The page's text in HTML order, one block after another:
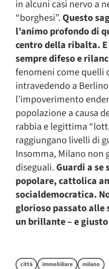
in alcuni casi nervo a
“borghesi”. Questo
l’animo profondo di
centro della ribalta.
sempre difeso e
fenomeni come quelli
intravedendo a
l’impoverimento
popolazione a causa
rabbia e legittima
raggiungano livelli di
Insomma, Milano non
diseguali. Guardi a se
popolare, cattolica
socialdemocratica.
glorioso passato alle
un brillante – e
città immobiliare milano